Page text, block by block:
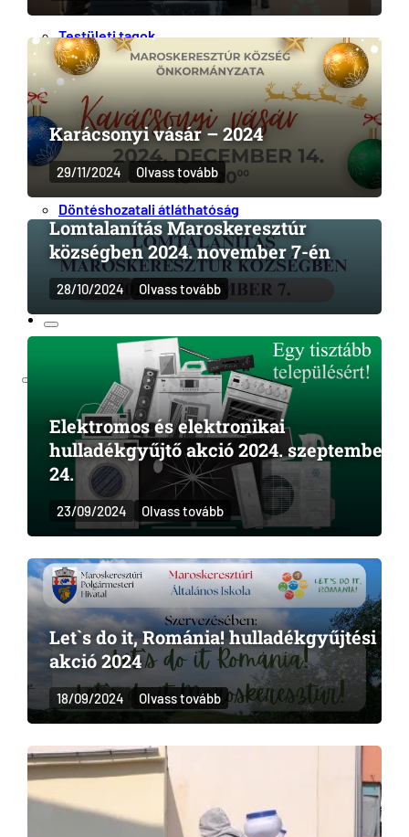
Testületi tagok
Beszámolók
Vagyon- és érdeknyilatkozatok
Tanácsgyűlések
Közérdekű információk
Átláthatóság és integritás
Döntéshozatali átláthatóság
Intézményi integritás
Kapcsolat
Karácsonyi vásár – 2024
29/11/2024 Olvass tovább
Lomtalanítás Maroskeresztúr
községben 2024. november 7-én
28/10/2024 Olvass tovább
Elektromos és elektronikai
hulladékgyűjtő akció 2024. szeptember
24.
23/09/2024 Olvass tovább
Let`s do it, Románia! hulladékgyűjtési
akció 2024
18/09/2024 Olvass tovább